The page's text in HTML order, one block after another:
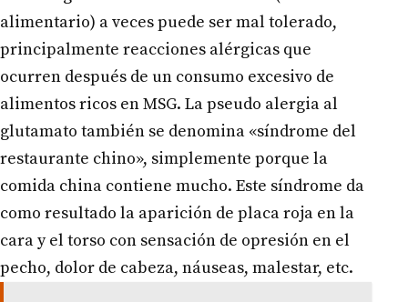
alimentario) a veces puede ser mal tolerado,
principalmente reacciones alérgicas que
ocurren después de un consumo excesivo de
alimentos ricos en MSG. La pseudo alergia al
glutamato también se denomina «síndrome del
restaurante chino», simplemente porque la
comida china contiene mucho. Este síndrome da
como resultado la aparición de placa roja en la
cara y el torso con sensación de opresión en el
pecho, dolor de cabeza, náuseas, malestar, etc.